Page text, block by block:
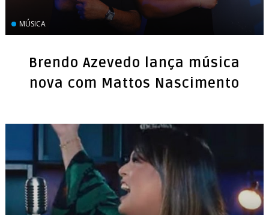
MÚSICA
Brendo Azevedo lança música
nova com Mattos Nascimento